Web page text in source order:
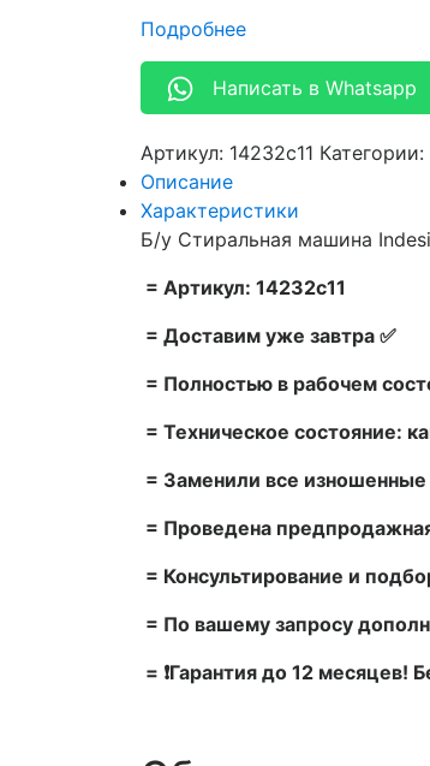
Подробнее
Написать в Whatsapp
Артикул: 14232c11 Категории:
Описание
Характеристики
Б/у Стиральная машина
= Артикул: 14232c11
= Доставим уже завтра ✅
= Полностью в рабочем
= Техническое состояние:
= Заменили все
= Проведена
= Консультирование и
= По вашему запросу
= ❗Гарантия до 12